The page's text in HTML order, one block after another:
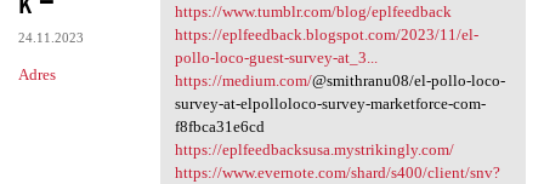
24.11.2023
Adres
https://www.tumblr.com/blog/eplfeedback
https://eplfeedback.blogspot.com/2023/11/el-
pollo-loco-guest-survey-at_3...
https://medium.com/@smithranu08/el-pollo-loco-
survey-at-elpolloloco-survey-marketforce-com-
f8fbca31e6cd
https://eplfeedbacksusa.mystrikingly.com/
https://www.evernote.com/shard/s400/client/snv?